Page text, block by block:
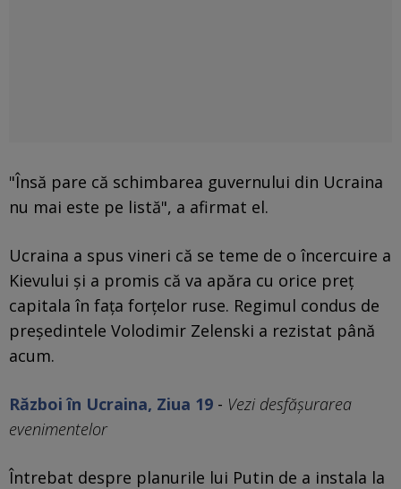
"Însă pare că schimbarea guvernului din Ucraina
nu mai este pe listă", a afirmat el.
Ucraina a spus vineri că se teme de o încercuire a
Kievului şi a promis că va apăra cu orice preţ
capitala în faţa forţelor ruse. Regimul condus de
preşedintele Volodimir Zelenski a rezistat până
acum.
Război în Ucraina, Ziua 19 - Vezi desfășurarea
evenimentelor
Întrebat despre planurile lui Putin de a instala la